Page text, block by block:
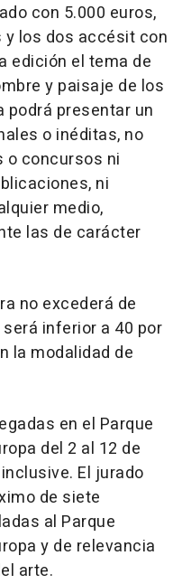
con 5.000 euros,
y los dos accésit con
edición el tema de
y paisaje de los
podrá presentar un
o inéditas, no
o concursos ni
ni
medio,
las de carácter
no excederá de
inferior a 40 por
la modalidad de
en el Parque
del 2 al 12 de
El jurado
de siete
al Parque
y de relevancia
arte.